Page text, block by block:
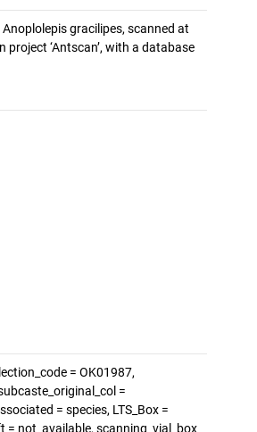
gracilipes, scanned at
‘Antscan’, with a database
= OK01987,
=
= species, LTS_Box =
= not_available, scanning_vial_box